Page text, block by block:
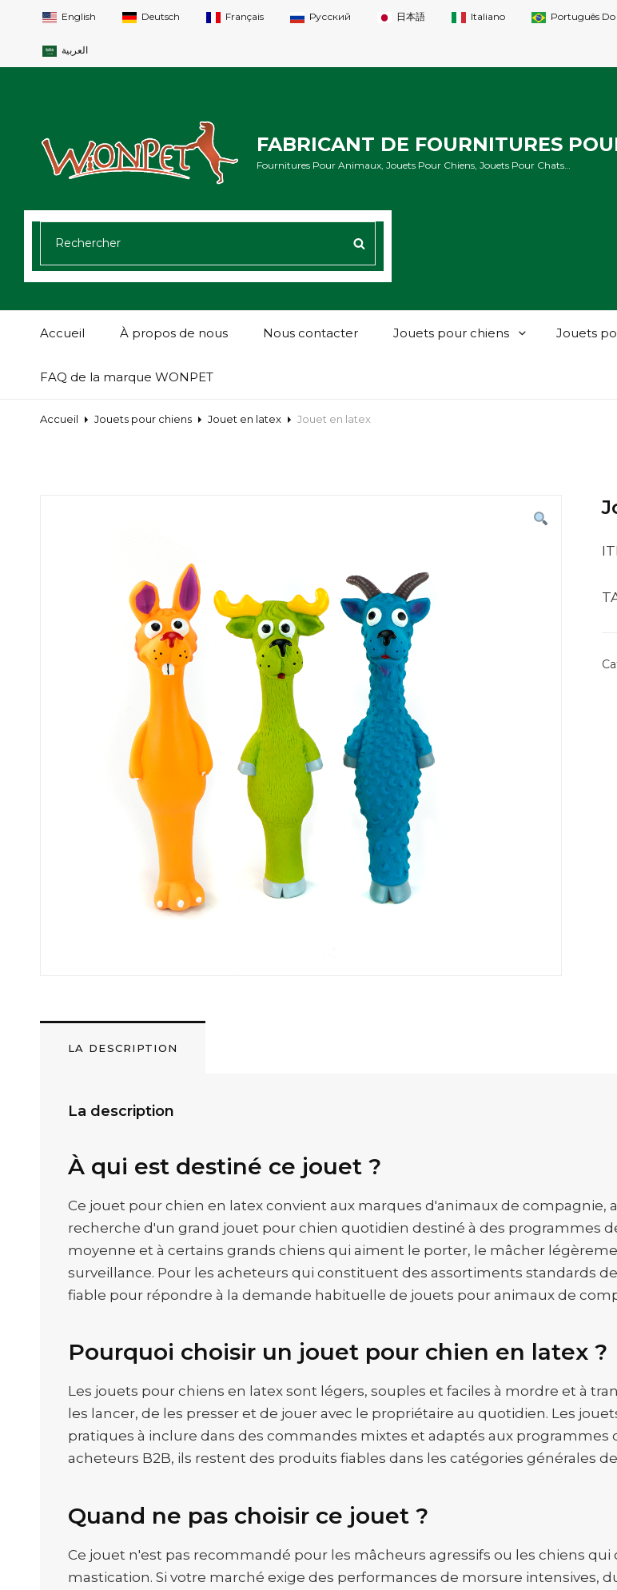
English Deutsch Français Русский 日本語 Italiano Português Do
العربية
FABRICANT DE FOURNITURES
Fournitures Pour Animaux, Jouets Pour Chiens, Jouets Pour Chats…
Accueil À propos de nous Nous contacter Jouets pour chiens Jouets
FAQ de la marque WONPET
Accueil Jouets pour chiens Jouet en latex Jouet en latex
LA DESCRIPTION
La description
À qui est destiné ce jouet ?
Ce jouet pour chien en latex convient aux marques d'animaux de compagnie,
recherche d'un grand jouet pour chien quotidien destiné à des programmes
moyenne et à certains grands chiens qui aiment le porter, le mâcher
surveillance. Pour les acheteurs qui constituent des assortiments standards
fiable pour répondre à la demande habituelle de jouets pour animaux de
Pourquoi choisir un jouet pour chien en latex ?
Les jouets pour chiens en latex sont légers, souples et faciles à mordre et à
les lancer, de les presser et de jouer avec le propriétaire au quotidien. Les
pratiques à inclure dans des commandes mixtes et adaptés aux programmes
acheteurs B2B, ils restent des produits fiables dans les catégories générales
Quand ne pas choisir ce jouet ?
Ce jouet n'est pas recommandé pour les mâcheurs agressifs ou les chiens
mastication. Si votre marché exige des performances de morsure intensives,